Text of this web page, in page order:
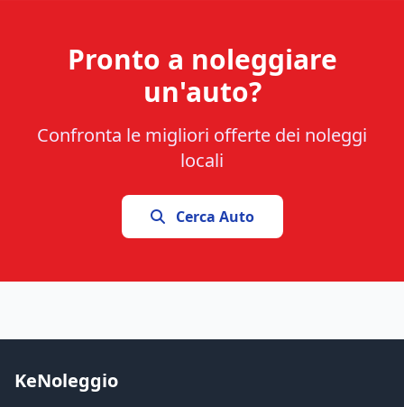
Pronto a noleggiare
un'auto?
Confronta le migliori offerte dei noleggi
locali
Cerca Auto
KeNoleggio